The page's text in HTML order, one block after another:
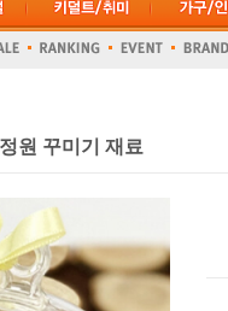
원 꾸미기 재료